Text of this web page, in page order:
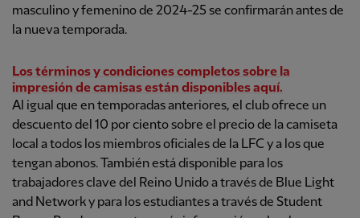
masculino y femenino de 2024-25 se confirmarán antes de
la nueva temporada.
Los términos y condiciones completos sobre la
impresión de camisas están disponibles aquí.
Al igual que en temporadas anteriores, el club ofrece un
descuento del 10 por ciento sobre el precio de la camiseta
local a todos los miembros oficiales de la LFC y a los que
tengan abonos. También está disponible para los
trabajadores clave del Reino Unido a través de Blue Light
and Network y para los estudiantes a través de Student